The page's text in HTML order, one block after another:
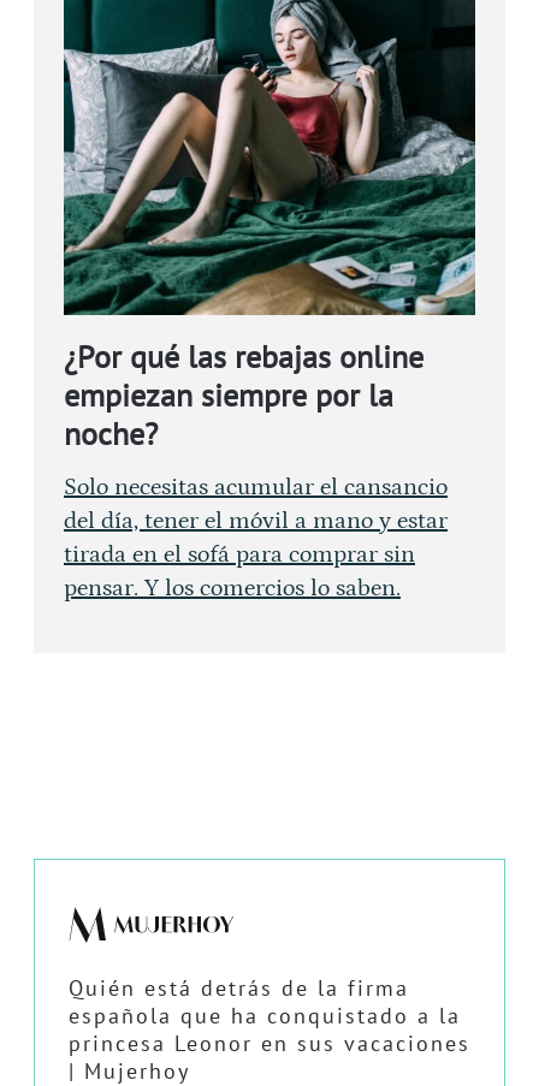
¿Por qué las rebajas online
empiezan siempre por la
noche?
Solo necesitas acumular el cansancio
del día, tener el móvil a mano y estar
tirada en el sofá para comprar sin
pensar. Y los comercios lo saben.
Quién está detrás de la firma
española que ha conquistado a la
princesa Leonor en sus vacaciones
| Mujerhoy